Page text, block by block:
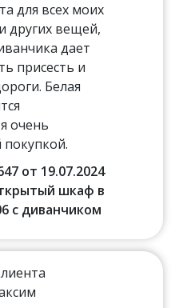
для всех моих
других вещей,
дает
присесть и
Белая
очень
от 19.07.2024
шкаф в
с диванчиком